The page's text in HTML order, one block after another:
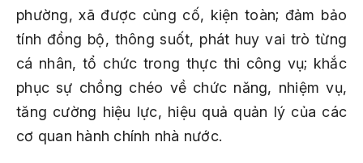
phường, xã được củng cố, kiện toàn; đảm bảo
tính đồng bộ, thông suốt, phát huy vai trò từng
cá nhân, tổ chức trong thực thi công vụ; khắc
phục sự chồng chéo về chức năng, nhiệm vụ,
tăng cường hiệu lực, hiệu quả quản lý của các
cơ quan hành chính nhà nước.